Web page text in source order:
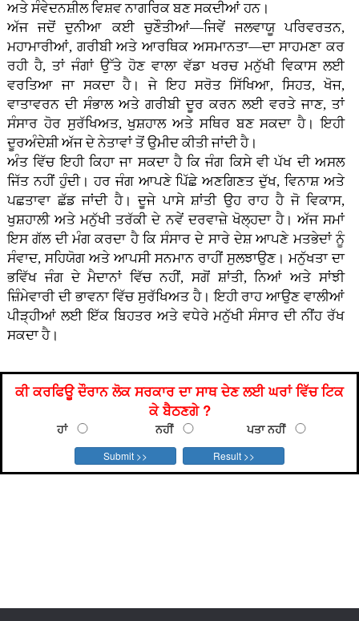
ਅਤੇ ਸੰਵੇਦਨਸ਼ੀਲ ਵਿਸ਼ਵ ਨਾਗਰਿਕ ਬਣ ਸਕਦੀਆਂ ਹਨ।
ਅੱਜ ਜਦੋਂ ਦੁਨੀਆ ਕਈ ਚੁਣੌਤੀਆਂ—ਜਿਵੇਂ ਜਲਵਾਯੂ ਪਰਿਵਰਤਨ,
ਮਹਾਮਾਰੀਆਂ, ਗਰੀਬੀ ਅਤੇ ਆਰਥਿਕ ਅਸਮਾਨਤਾ—ਦਾ ਸਾਹਮਣਾ ਕਰ
ਰਹੀ ਹੈ, ਤਾਂ ਜੰਗਾਂ ਉੱਤੇ ਹੋਣ ਵਾਲਾ ਵੱਡਾ ਖਰਚ ਮਨੁੱਖੀ ਵਿਕਾਸ ਲਈ
ਵਰਤਿਆ ਜਾ ਸਕਦਾ ਹੈ। ਜੇ ਇਹ ਸਰੋਤ ਸਿੱਖਿਆ, ਸਿਹਤ, ਖੋਜ,
ਵਾਤਾਵਰਨ ਦੀ ਸੰਭਾਲ ਅਤੇ ਗਰੀਬੀ ਦੂਰ ਕਰਨ ਲਈ ਵਰਤੇ ਜਾਣ, ਤਾਂ
ਸੰਸਾਰ ਹੋਰ ਸੁਰੱਖਿਅਤ, ਖੁਸ਼ਹਾਲ ਅਤੇ ਸਥਿਰ ਬਣ ਸਕਦਾ ਹੈ। ਇਹੀ
ਦੂਰਅੰਦੇਸ਼ੀ ਅੱਜ ਦੇ ਨੇਤਾਵਾਂ ਤੋਂ ਉਮੀਦ ਕੀਤੀ ਜਾਂਦੀ ਹੈ।
ਅੰਤ ਵਿੱਚ ਇਹੀ ਕਿਹਾ ਜਾ ਸਕਦਾ ਹੈ ਕਿ ਜੰਗ ਕਿਸੇ ਵੀ ਪੱਖ ਦੀ ਅਸਲ
ਜਿੱਤ ਨਹੀਂ ਹੁੰਦੀ। ਹਰ ਜੰਗ ਆਪਣੇ ਪਿੱਛੇ ਅਣਗਿਣਤ ਦੁੱਖ, ਵਿਨਾਸ਼ ਅਤੇ
ਪਛਤਾਵਾ ਛੱਡ ਜਾਂਦੀ ਹੈ। ਦੂਜੇ ਪਾਸੇ ਸ਼ਾਂਤੀ ਉਹ ਰਾਹ ਹੈ ਜੋ ਵਿਕਾਸ,
ਖੁਸ਼ਹਾਲੀ ਅਤੇ ਮਨੁੱਖੀ ਤਰੱਕੀ ਦੇ ਨਵੇਂ ਦਰਵਾਜ਼ੇ ਖੋਲ੍ਹਦਾ ਹੈ। ਅੱਜ ਸਮਾਂ
ਇਸ ਗੱਲ ਦੀ ਮੰਗ ਕਰਦਾ ਹੈ ਕਿ ਸੰਸਾਰ ਦੇ ਸਾਰੇ ਦੇਸ਼ ਆਪਣੇ ਮਤਭੇਦਾਂ ਨੂੰ
ਸੰਵਾਦ, ਸਹਿਯੋਗ ਅਤੇ ਆਪਸੀ ਸਨਮਾਨ ਰਾਹੀਂ ਸੁਲਝਾਉਣ। ਮਨੁੱਖਤਾ ਦਾ
ਭਵਿੱਖ ਜੰਗ ਦੇ ਮੈਦਾਨਾਂ ਵਿੱਚ ਨਹੀਂ, ਸਗੋਂ ਸ਼ਾਂਤੀ, ਨਿਆਂ ਅਤੇ ਸਾਂਝੀ
ਜ਼ਿੰਮੇਵਾਰੀ ਦੀ ਭਾਵਨਾ ਵਿੱਚ ਸੁਰੱਖਿਅਤ ਹੈ। ਇਹੀ ਰਾਹ ਆਉਣ ਵਾਲੀਆਂ
ਪੀੜ੍ਹੀਆਂ ਲਈ ਇੱਕ ਬਿਹਤਰ ਅਤੇ ਵਧੇਰੇ ਮਨੁੱਖੀ ਸੰਸਾਰ ਦੀ ਨੀਂਹ ਰੱਖ
ਸਕਦਾ ਹੈ।
ਕੀ ਕਰਫਿਊ ਦੌਰਾਨ ਲੋਕ ਸਰਕਾਰ ਦਾ ਸਾਥ ਦੇਣ ਲਈ ਘਰਾਂ ਵਿੱਚ ਟਿਕ
ਕੇ ਬੈਠਣਗੇ ?
ਹਾਂ ਨਹੀਂ ਪਤਾ ਨਹੀਂ